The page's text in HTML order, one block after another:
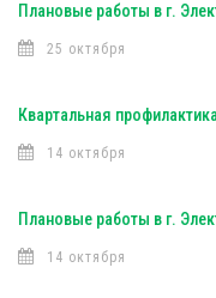
Плановые работы в г.
25 октября
Квартальная
14 октября
Плановые работы в г.
14 октября